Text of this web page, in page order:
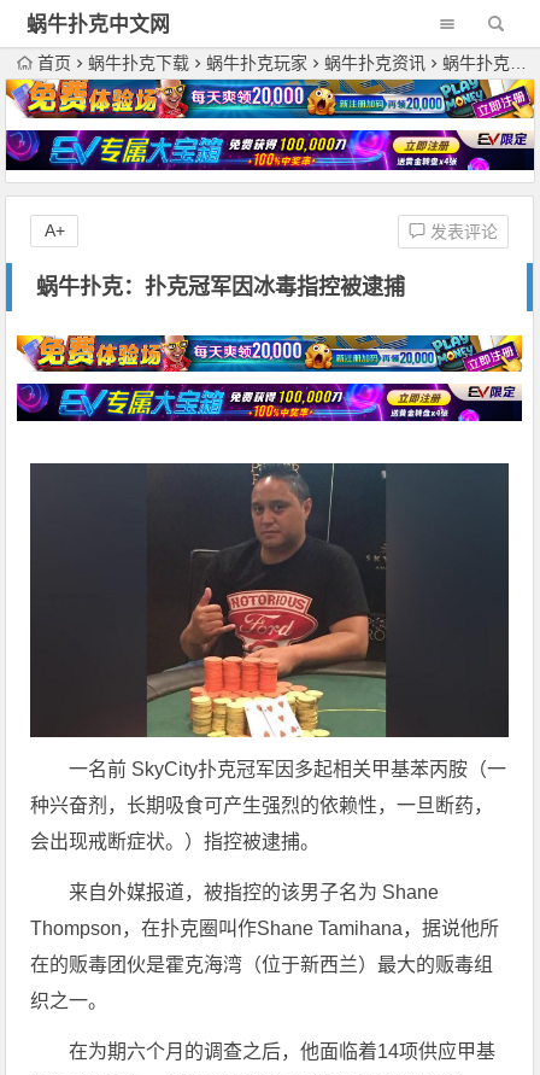
蜗牛扑克中文网
首页 蜗牛扑克下载 蜗牛扑克玩家 蜗牛扑克资讯 蜗牛扑克：扑克冠军因冰毒指控被逮捕
蜗牛扑克：扑克冠军因冰毒指控被逮捕
发表评论
A+
一名前 SkyCity扑克冠军因多起相关甲基苯丙胺（一
种兴奋剂，长期吸食可产生强烈的依赖性，一旦断药，
会出现戒断症状。）指控被逮捕。
来自外媒报道，被指控的该男子名为 Shane
Thompson，在扑克圈叫作Shane Tamihana，据说他所
在的贩毒团伙是霍克海湾（位于新西兰）最大的贩毒组
织之一。
在为期六个月的调查之后，他面临着14项供应甲基